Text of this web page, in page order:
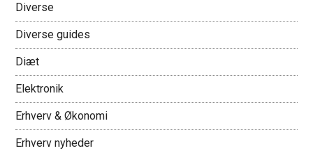
Diverse
Diverse guides
Diæt
Elektronik
Erhverv & Økonomi
Erhverv nyheder